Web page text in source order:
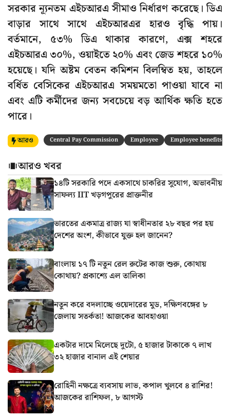
সরকার ন্যূনতম এইচআরএ সীমাও নির্ধারণ করেছে। ডিএ
বাড়ার সাথে সাথে এইচআরএর হারও বৃদ্ধি পায়।
বর্তমানে, ৫৩% ডিএ থাকার কারণে, এক্স শহরে
এইচআরএ ৩০%, ওয়াইতে ২০% এবং জেড শহরে ১০%
হয়েছে। যদি অষ্টম বেতন কমিশন বিলম্বিত হয়, তাহলে
বর্ধিত বেসিকের এইচআরএ সময়মতো পাওয়া যাবে না
এবং এটি কর্মীদের জন্য সবচেয়ে বড় আর্থিক ক্ষতি হতে
পারে।
আরও Central Pay Commission Employee Employee benefits
আরও খবর
১৪টি সরকারি পদে একসাথে চাকরির সুযোগ, অভাবনীয়
সাফল্য IIT খড়গপুরের প্রাক্তনীর
ভারতের একমাত্র রাজ্য যা স্বাধীনতার ২৮ বছর পর হয়
দেশের অংশ, কীভাবে যুক্ত হল জানেন?
বাংলায় ১৭ টি নতুন রেল রুটের কাজ শুরু, কোথায়
কোথায়? প্রকাশ্যে এল তালিকা
নতুন করে বদলাচ্ছে ওয়েদারের মুড, দক্ষিণবঙ্গের ৮
জেলায় সতর্কতা! আজকের আবহাওয়া
একটার দামে মিলেছে দুটো, ৫ হাজার টাকাকে ৭ লাখ
৩২ হাজার বানাল এই শেয়ার
রোহিনী নক্ষত্রে ব্যবসায় লাভ, কপাল খুলবে ৪ রাশির!
আজকের রাশিফল, ৮ আগস্ট